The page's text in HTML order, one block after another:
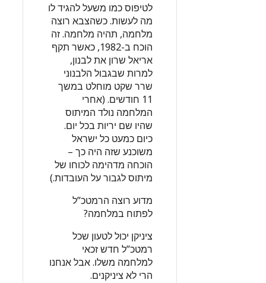
לטיפוס כמו משעל להגיד לו
מה לעשות. כשהצבא רוצה
מלחמה, תהיה מלחמה. זה
הוכח ב-1982, כאשר תקף
אריאל שרון את לבנון,
למרות שבגבול הלבנוני
שרר שקט מוחלט במשך
11 חודשים. (אחרי
המלחמה נולד המיתוס
שהיו שם יריות בכל יום.
כיום כמעט כל ישראל
משוכנע שזה היה כך –
הוכחה מדהימה לכוחו של
מיתוס לגבור על העובדות.)
מדוע רוצה הרמטכ”ל
לפתוח במלחמה?
ציניקן יכול לטעון שכל
רמטכ”ל חדש זכאי
למלחמה משלו. אבל אנחנו
הרי לא ציניקנים.